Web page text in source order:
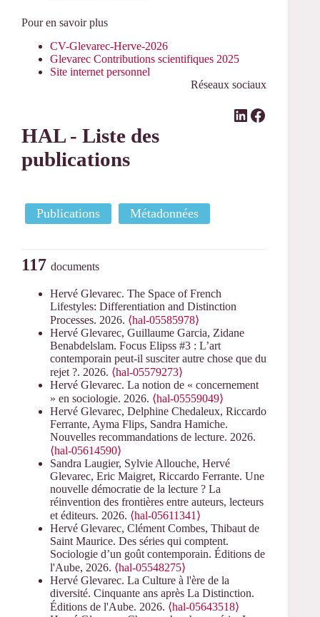
Pour en savoir plus
CV-Glevarec-Herve-2026
Glevarec Contributions scientifiques 2025
Site internet personnel
Réseaux sociaux
LinkedIn Facebook
HAL - Liste des
publications
Publications Métadonnées
117 documents
Hervé Glevarec. The Space of French
Lifestyles: Differentiation and Distinction
Processes. 2026. ⟨hal-05585978⟩
Hervé Glevarec, Guillaume Garcia, Zidane
Benabdelslam. Focus Elipss #3 : L’art
contemporain peut-il susciter autre chose que du
rejet ?. 2026. ⟨hal-05579273⟩
Hervé Glevarec. La notion de « concernement
» en sociologie. 2026. ⟨hal-05559049⟩
Hervé Glevarec, Delphine Chedaleux, Riccardo
Ferrante, Ayma Flips, Sandra Hamiche.
Nouvelles recommandations de lecture. 2026.
⟨hal-05614590⟩
Sandra Laugier, Sylvie Allouche, Hervé
Glevarec, Eric Maigret, Riccardo Ferrante. Une
nouvelle démocratie de la lecture ? La
réinvention des frontières entre auteurs, lecteurs
et éditeurs. 2026. ⟨hal-05611341⟩
Hervé Glevarec, Clément Combes, Thibaut de
Saint Maurice. Des séries qui comptent.
Sociologie d’un goût contemporain. Éditions de
l'Aube, 2026. ⟨hal-05548275⟩
Hervé Glevarec. La Culture à l'ère de la
diversité. Cinquante ans après La Distinction.
Éditions de l'Aube. 2026. ⟨hal-05643518⟩